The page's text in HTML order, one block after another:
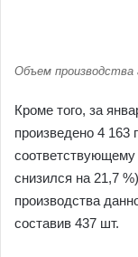
Объем производства
Кроме того, за
произведено 4 163
соответствующему
снизился на 21,7
производства
составив 437 шт.